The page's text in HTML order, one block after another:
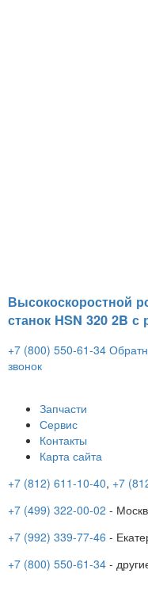
Высокоскоростной
станок HSN 320 2B
+7 (800) 550-61-34
звонок
Запчасти
Сервис
Контакты
Карта сайта
+7 (812) 611-10-40, +7
+7 (499) 322-00-02 -
+7 (992) 339-77-46 -
+7 (800) 550-61-34 -